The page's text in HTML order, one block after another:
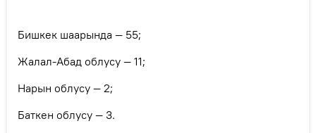
Бишкек шаарында — 55;
Жалал-Абад облусу — 11;
Нарын облусу — 2;
Баткен облусу — 3.